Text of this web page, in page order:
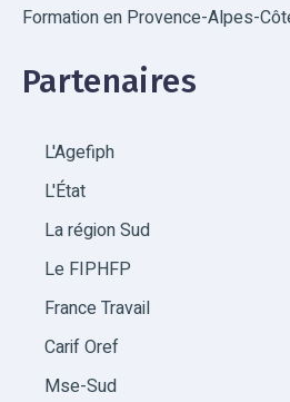
Formation en Provence-Alpes-
Partenaires
L'Agefiph
L'État
La région Sud
Le FIPHFP
France Travail
Carif Oref
Mse-Sud